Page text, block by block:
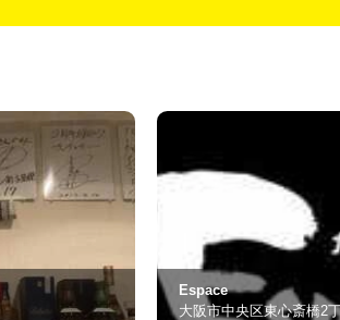
slave
大阪市中央区宗右衛門町